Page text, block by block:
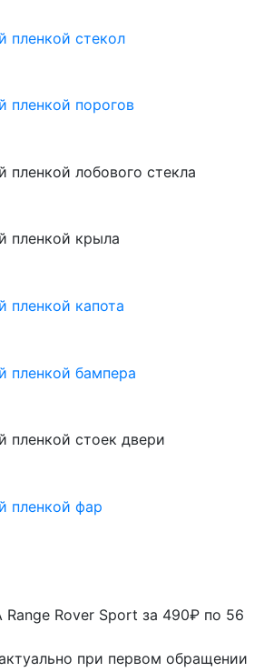
пленкой стекол
пленкой порогов
пленкой лобового стекла
пленкой крыла
пленкой капота
пленкой бампера
пленкой стоек двери
пленкой фар
Rover Sport за 490₽ по 56
при первом обращении